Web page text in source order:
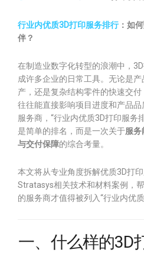
行业内优质3D打印服务排行：如
伴？
在制造业数字化转型的浪潮中，
成许多企业的日常工具。无论是
产，还是复杂结构零件的快速交付
往往能直接影响项目进度和产品
服务商，“行业内优质3D打印服务
是简单的排名，而是一次关于服
与交付保障的综合考量。
本文将从专业角度拆解优质3D打
Stratasys相关技术和材料案例，
的服务商才值得被列入“行业内优
一、什么样的3D